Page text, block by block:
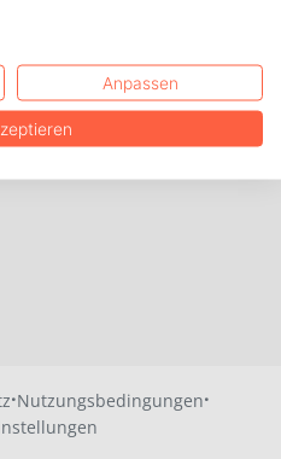
·Nutzungsbedingungen·
Anpassen